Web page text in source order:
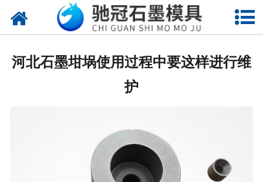
网站首页
联系我们
河北石墨坩埚使用过程中要这样进行维
护